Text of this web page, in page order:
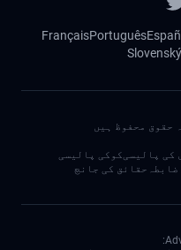
Português
Français
Slovenský
حقوق محفوظ ہیں
کی پالیسیکوکی پالیسی
حقائق کی جانچ